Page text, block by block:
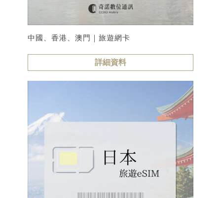
中國、香港、澳門｜旅遊網卡
詳細資料